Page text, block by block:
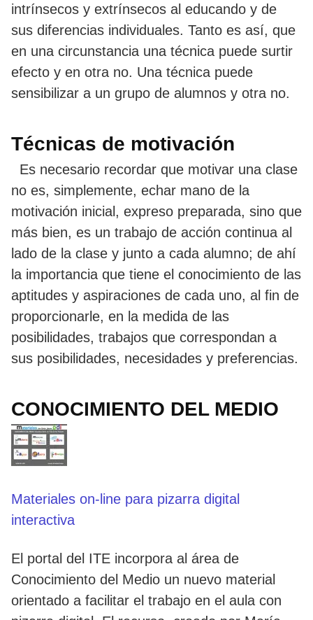
intrínsecos y extrínsecos al educando y de
sus diferencias individuales. Tanto es así, que
en una circunstancia una técnica puede surtir
efecto y en otra no. Una técnica puede
sensibilizar a un grupo de alumnos y otra no.
Técnicas de motivación
Es necesario recordar que motivar una clase
no es, simplemente, echar mano de la
motivación inicial, expreso preparada, sino que
más bien, es un trabajo de acción continua al
lado de la clase y junto a cada alumno; de ahí
la importancia que tiene el conocimiento de las
aptitudes y aspiraciones de cada uno, al fin de
proporcionarle, en la medida de las
posibilidades, trabajos que correspondan a
sus posibilidades, necesidades y preferencias.
CONOCIMIENTO DEL MEDIO
Materiales on-line para pizarra digital
interactiva
El portal del ITE incorpora al área de
Conocimiento del Medio un nuevo material
orientado a facilitar el trabajo en el aula con